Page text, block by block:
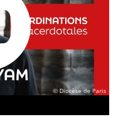
© Diocèse de Paris